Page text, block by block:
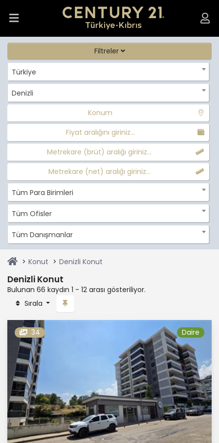
Filtreler
Türkiye
Denizli
Konum
Fiyat aralığını giriniz...
Metrekare (brüt) aralığı giriniz...
Metrekare (net) aralığı giriniz...
Tüm Para Birimleri
Tüm Ofisler
Tüm Danışmanlar
Konut Denizli Konut
Denizli Konut
Bulunan 66 kaydın 1 - 12 arası gösteriliyor.
Sırala
34 Daire